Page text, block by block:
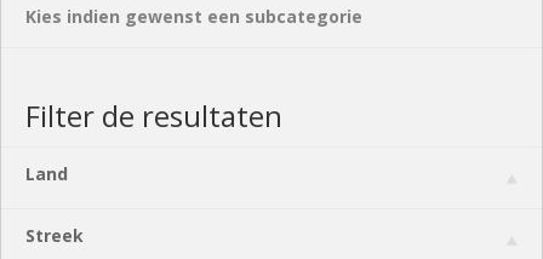
Kies indien gewenst een subcategorie
Filter de resultaten
Land
Streek